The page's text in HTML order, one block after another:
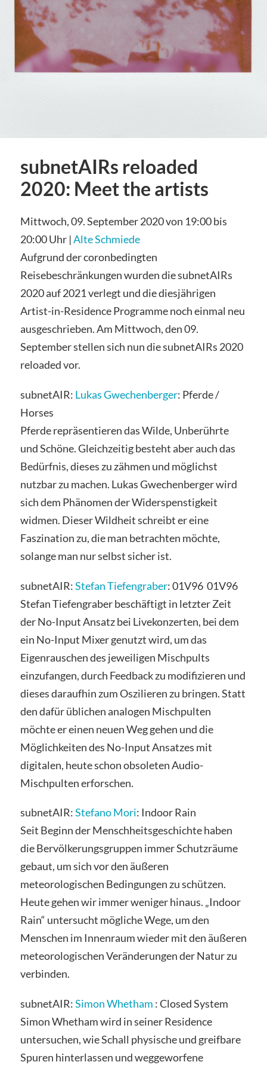
subnetAIRs reloaded
2020: Meet the artists
Mittwoch, 09. September 2020 von 19:00 bis
20:00 Uhr |Alte Schmiede
Aufgrund der coronbedingten
Reisebeschränkungen wurden die subnetAIRs
2020 auf 2021 verlegt und die diesjährigen
Artist-in-Residence Programme noch einmal neu
ausgeschrieben. Am Mittwoch, den 09.
September stellen sich nun die subnetAIRs 2020
reloaded vor.
subnetAIR: Lukas Gwechenberger: Pferde /
Horses
Pferde repräsentieren das Wilde, Unberührte
und Schöne. Gleichzeitig besteht aber auch das
Bedürfnis, dieses zu zähmen und möglichst
nutzbar zu machen. Lukas Gwechenberger wird
sich dem Phänomen der Widerspenstigkeit
widmen. Dieser Wildheit schreibt er eine
Faszination zu, die man betrachten möchte,
solange man nur selbst sicher ist.
subnetAIR:Stefan Tiefengraber: 01V96 01V96
Stefan Tiefengraber beschäftigt in letzter Zeit
der No-Input Ansatz bei Livekonzerten, bei dem
ein No-Input Mixer genutzt wird, um das
Eigenrauschen des jeweiligen Mischpults
einzufangen, durch Feedback zu modifizieren und
dieses daraufhin zum Oszilieren zu bringen. Statt
den dafür üblichen analogen Mischpulten
möchte er einen neuen Weg gehen und die
Möglichkeiten des No-Input Ansatzes mit
digitalen, heute schon obsoleten Audio-
Mischpulten erforschen.
subnetAIR:Stefano Mori: Indoor Rain
Seit Beginn der Menschheitsgeschichte haben
die Bervölkerungsgruppen immer Schutzräume
gebaut, um sich vor den äußeren
meteorologischen Bedingungen zu schützen.
Heute gehen wir immer weniger hinaus. „Indoor
Rain“ untersucht mögliche Wege, um den
Menschen im Innenraum wieder mit den äußeren
meteorologischen Veränderungen der Natur zu
verbinden.
subnetAIR:Simon Whetham : Closed System
Simon Whetham wird in seiner Residence
untersuchen, wie Schall physische und greifbare
Spuren hinterlassen und weggeworfene